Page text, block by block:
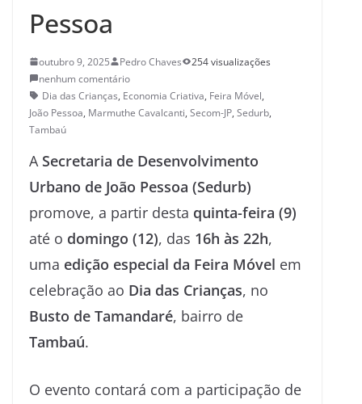
Pessoa
outubro 9, 2025 Pedro Chaves
254 visualizações
nenhum comentário
Dia das Crianças, Economia Criativa, Feira Móvel,
João Pessoa, Marmuthe Cavalcanti, Secom-JP, Sedurb,
Tambaú
ASecretaria de Desenvolvimento
Urbano de João Pessoa (Sedurb)
promove, a partir desta quinta-feira (9)
até o domingo (12), das 16h às 22h,
uma edição especial da Feira Móvel em
celebração ao Dia das Crianças, no
Busto de Tamandaré, bairro de
Tambaú.
O evento contará com a participação de